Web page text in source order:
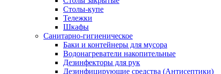
Столы-купе
Тележки
Шкафы
Санитарно-гигиеническое
Баки и контейнеры для мусора
Водонагреватели накопительные
Дезинфекторы для рук
Дезинфицирующие средства (Антисептики)